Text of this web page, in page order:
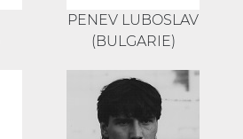
PENEV LUBOSLAV
(BULGARIE)